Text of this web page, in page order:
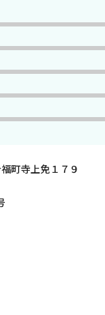
町寺上免１７９